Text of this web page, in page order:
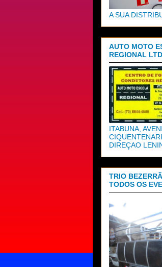
A SUA
AUTO MOTO
REGIONAL
ITABUNA,
DIREÇAO
TRIO
TODOS OS